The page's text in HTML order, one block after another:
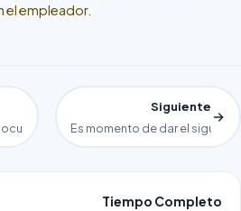
empleador.
ocupado como cajeros
Siguiente
Es momento de dar el
Tiempo Completo